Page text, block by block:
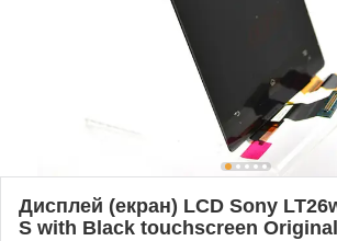
Дисплей (екран) LCD Sony
S with Black touchscreen Original